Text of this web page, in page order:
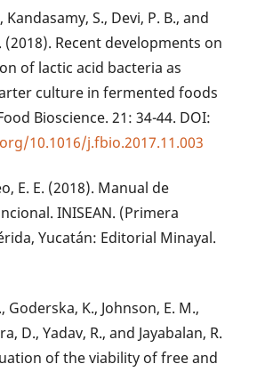
Kandasamy, S., Devi, P. B., and
(2018). Recent developments on
of lactic acid bacteria as
culture in fermented foods
Bioscience. 21: 34-44. DOI:
10.1016/j.fbio.2017.11.003
E. E. (2018). Manual de
INISEAN. (Primera
Yucatán: Editorial Minayal.
Goderska, K., Johnson, E. M.,
D., Yadav, R., and Jayabalan, R.
of the viability of free and